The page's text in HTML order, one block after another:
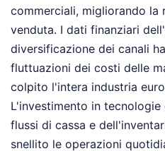
commerciali, migliorando
venduta. I dati finanziari
diversificazione dei canali
fluttuazioni dei costi delle
colpito l'intera industria
L'investimento in
flussi di cassa e
snellito le operazioni